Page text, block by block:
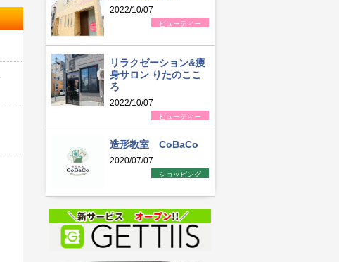
2022/10/07
ビューティー
リラクゼーション&痩
身サロン りたのここ
ろ
2022/10/07
ビューティー
造形教室 CoBaCo
2020/07/07
ショッピング